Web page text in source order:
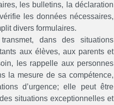
les bulletins, la déclaration
les données nécessaires,
divers formulaires.
dans des situations
aux élèves, aux parents et
les rappelle aux personnes
la mesure de sa compétence,
d’urgence; elle peut être
situations exceptionnelles et